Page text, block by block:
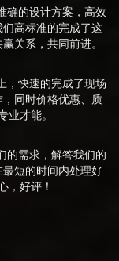
确的设计方案，高效
高标准的完成了这
关系，共同前进。
，快速的完成了现场
同时价格优惠、质
业才能。
的需求，解答我们的
短的时间内处理好
，好评！